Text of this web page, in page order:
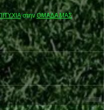
στην ΟΜΑΔΑ ΜΑΣ